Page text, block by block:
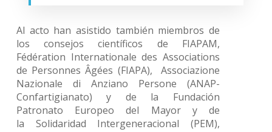
Al acto han asistido también miembros de
los consejos científicos de FIAPAM,
Fédération Internationale des Associations
de Personnes Âgées (FIAPA), Associazione
Nazionale di Anziano Persone (ANAP-
Confartigianato) y de la Fundación
Patronato Europeo del Mayor y de
la Solidaridad Intergeneracional (PEM),